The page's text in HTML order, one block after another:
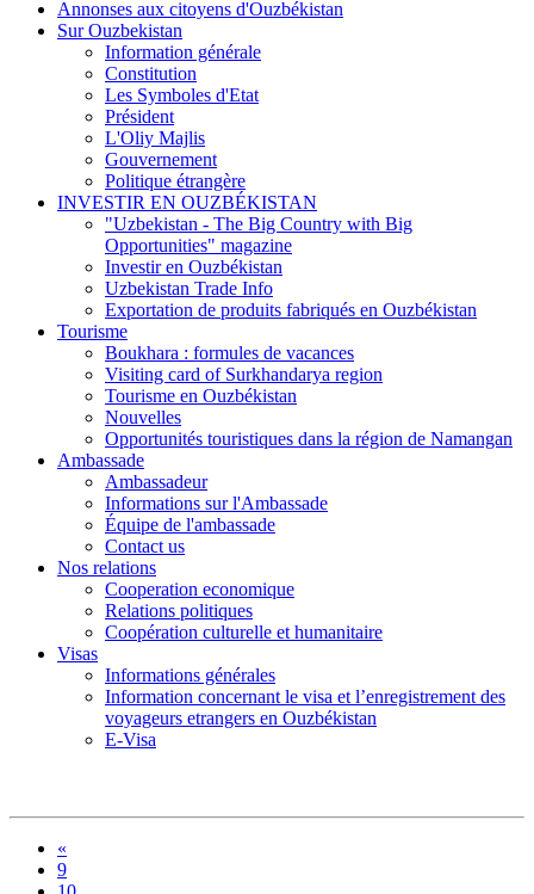
Annonses aux citoyens d'Ouzbékistan
Sur Ouzbekistan
Information générale
Constitution
Les Symboles d'Etat
Président
L'Oliy Majlis
Gouvernement
Politique étrangère
INVESTIR EN OUZBÉKISTAN
"Uzbekistan - The Big Country with Big
Opportunities" magazine
Investir en Ouzbékistan
Uzbekistan Trade Info
Exportation de produits fabriqués en Ouzbékistan
Tourisme
Boukhara : formules de vacances
Visiting card of Surkhandarya region
Tourisme en Ouzbékistan
Nouvelles
Opportunités touristiques dans la région de Namangan
Ambassade
Ambassadeur
Informations sur l'Ambassade
Équipe de l'ambassade
Contact us
Nos relations
Cooperation economique
Relations politiques
Coopération culturelle et humanitaire
Visas
Informations générales
Information concernant le visa et l’enregistrement des
voyageurs etrangers en Ouzbékistan
E-Visa
«
9